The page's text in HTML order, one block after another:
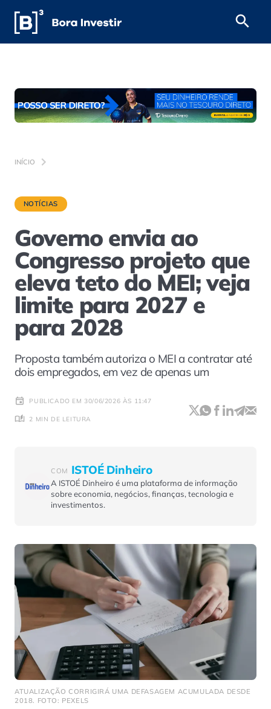
INÍCIO
NOTÍCIAS
Governo envia ao
Congresso projeto que
eleva teto do MEI; veja
limite para 2027 e
para 2028
Proposta também autoriza o MEI a contratar até
dois empregados, em vez de apenas um
PUBLICADO EM 30/06/2026 ÀS 11:47
2 MIN DE LEITURA
COM ISTOÉ Dinheiro
A ISTOÉ Dinheiro é uma plataforma de informação
sobre economia, negócios, finanças, tecnologia e
investimentos.
ATUALIZAÇÃO CORRIGIRÁ UMA DEFASAGEM ACUMULADA DESDE
2018. FOTO: PEXELS